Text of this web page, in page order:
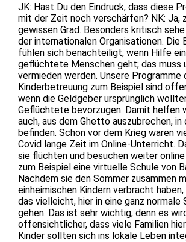
JK: Hast Du den Eindruck, dass diese
mit der Zeit noch verschärfen? NK: Ja,
gewissen Grad. Besonders kritisch
der internationalen Organisationen. Die
fühlen sich benachteiligt, wenn Hilfe
geflüchtete Menschen geht; das muss
vermieden werden. Unsere Programme
Kinderbetreuung zum Beispiel sind
wenn die Geldgeber ursprünglich
Geflüchtete bevorzugen. Damit helfen
auch, aus dem Ghetto auszubrechen, in
befinden. Schon vor dem Krieg waren
Covid lange Zeit im Online-Unterricht.
sie flüchten und besuchen weiter online
zum Beispiel eine virtuelle Schule von
Nachdem sie den Sommer zusammen
einheimischen Kindern verbracht
das vielleicht, hier in eine ganz normale
gehen. Das ist sehr wichtig, denn es
offensichtlicher, dass viele Familien
Kinder sollten sich ins lokale Leben